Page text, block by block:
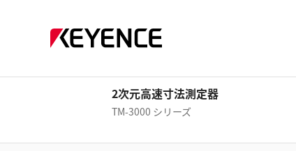
2次元高速寸法測定器
TM-3000 シリーズ